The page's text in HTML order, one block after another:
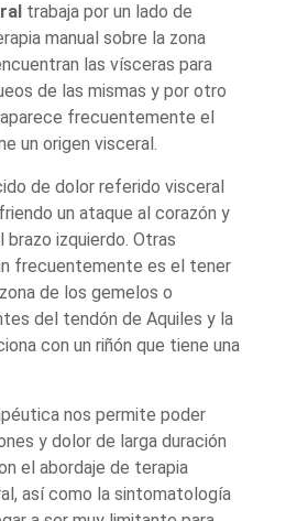
trabaja por un lado de
manual sobre la zona
las vísceras para
de las mismas y por otro
frecuentemente el
un origen visceral.
de dolor referido visceral
un ataque al corazón y
brazo izquierdo. Otras
frecuentemente es el tener
de los gemelos o
del tendón de Aquiles y la
con un riñón que tiene una
nos permite poder
y dolor de larga duración
el abordaje de terapia
así como la sintomatología